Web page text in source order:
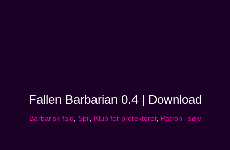
Fallen Barbarian 0.4 | Download
Barbarisk fald Spil, Klub for protektorer, Patron i sølv